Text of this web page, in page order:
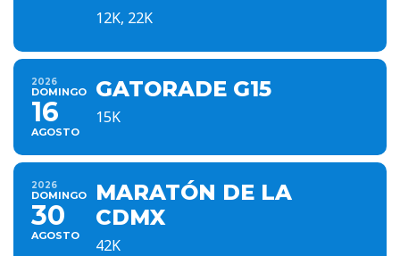
12K, 22K
2026
DOMINGO
16
AGOSTO
GATORADE G15
15K
2026
DOMINGO
30
AGOSTO
MARATÓN DE LA
CDMX
42K